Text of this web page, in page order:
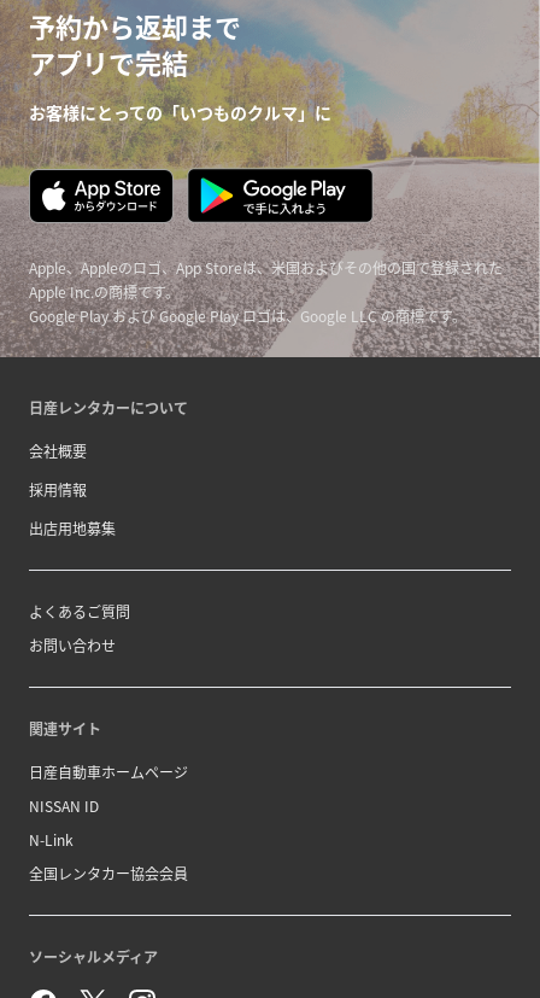
予約から返却まで
アプリで完結
お客様にとっての「いつものクルマ」に
Apple、Appleのロゴ、App Storeは、米国およびその他の国で登録された
Apple Inc.の商標です。
Google Play および Google Play ロゴは、Google LLC の商標です。
日産レンタカーについて
会社概要
採用情報
出店用地募集
よくあるご質問
お問い合わせ
関連サイト
日産自動車ホームページ
NISSAN ID
N-Link
全国レンタカー協会会員
ソーシャルメディア